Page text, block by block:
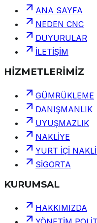
ANA SAYFA
NEDEN CNC
DUYURULAR
İLETİŞİM
HİZMETLERİMİZ
GÜMRÜKLEME
DANIŞMANLIK
UYUŞMAZLIK
NAKLİYE
YURT İÇİ
SİGORTA
KURUMSAL
HAKKIMIZDA